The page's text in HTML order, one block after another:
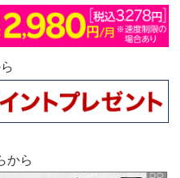
から